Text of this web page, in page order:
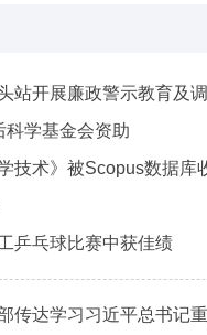
站开展廉政警示教育及
科学基金会资助
技术》被Scopus数据库
乒乓球比赛中获佳绩
传达学习习近平总书记